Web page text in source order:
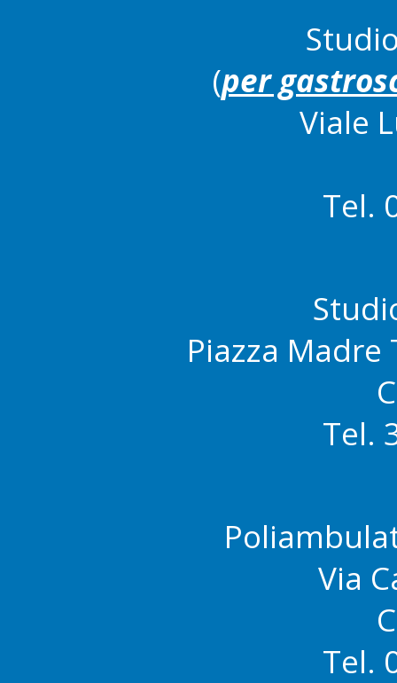
(per
Viale
Tel.
Piazza Madre
Tel.
Via
Tel.